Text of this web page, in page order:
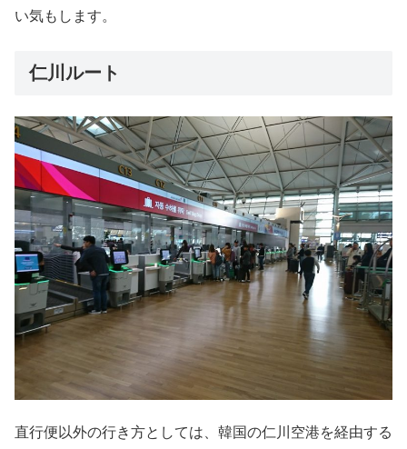
い気もします。
仁川ルート
直行便以外の行き方としては、韓国の仁川空港を経由する